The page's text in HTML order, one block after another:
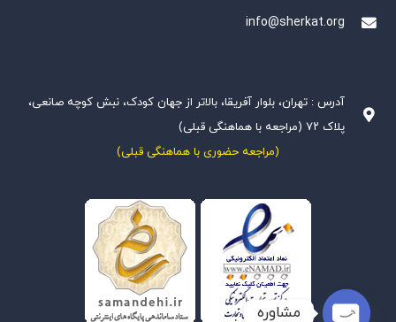
info@sherkat.org
آدرس : تهران، بلوار آفریقا، بالاتر از جهان کودک، نبش کوچه صانعی،
پلاک ۷۲ (مراجعه با هماهنگی قبلی)
(مراجعه حضوری با هماهنگی قبلی)
مشاوره